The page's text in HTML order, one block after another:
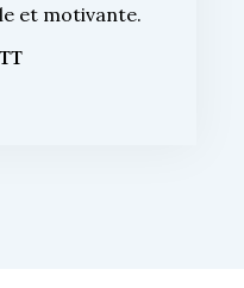
et motivante.